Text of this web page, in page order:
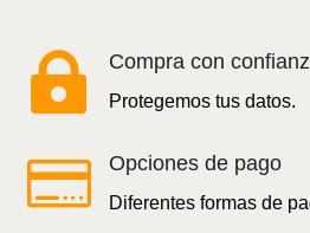
 Compra con
Protegemos tus datos.
 Opciones de pago
Diferentes formas de